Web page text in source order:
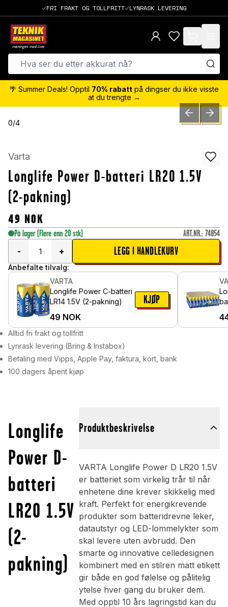
FRI FRAKT OG TOLLFRITT LYNRASK LEVERING
items in cart,
🌴 Summer Deals! Opptil 70% rabatt på dingser du ikke visste
at du trengte →
0/4 PREVIOUSNEXT
Varta
Longlife Power D-batteri LR20 1.5V
(2-pakning)
49 NOK
På lager (Flere enn 20 stk) ART.NR.: 74854
-
+ LEGG I HANDLEKURV
Anbefalte tilvalg:
VARTA
Longlife Power C-batteri
LR14 1.5V (2-pakning)
49 NOK
KJØP
Alltid fri frakt og tollfritt
Lynrask levering (Bring & Instabox)
Betaling med Vipps, Apple Pay, faktura, kort, bank
100 dagers åpent kjøp
Longlife
Power D-
batteri
LR20 1.5V
(2-
pakning)
Produktbeskrivelse
VARTA Longlife Power D LR20 1.5V
er batteriet som virkelig trår til når
enhetene dine krever skikkelig med
kraft. Perfekt for energikrevende
produkter som batteridrevne leker,
datautstyr og LED-lommelykter som
skal levere uten avbrudd. Den
smarte og innovative celledesignen
kombinert med en stilren matt etikett
gir både en god følelse og pålitelig
ytelse hver gang du bruker dem.
Med opptil 10 års lagringstid kan du